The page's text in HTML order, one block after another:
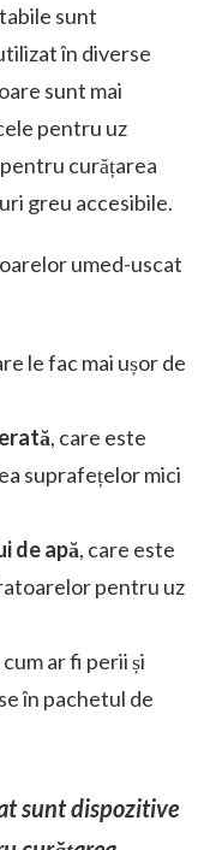
sunt
în diverse
sunt mai
pentru uz
curățarea
greu accesibile.
umed-uscat
le fac mai ușor de
, care este
suprafețelor mici
de apă, care este
pentru uz
cum ar fi perii și
în pachetul de
sunt dispozitive